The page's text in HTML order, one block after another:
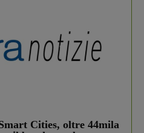
Cities, oltre 44mila